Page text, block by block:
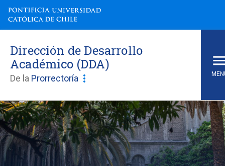
Dirección de Desarrollo
Académico (DDA)
De la Prorrectoría more_vert